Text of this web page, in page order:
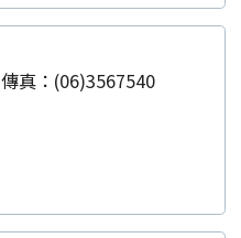
傳真：(06)3567540